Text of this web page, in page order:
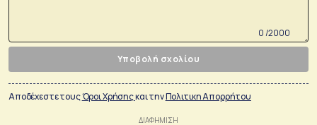
0 /2000
Υποβολή σχολίου
Αποδέχεστε τουςΌροι Χρήσηςκαι τηνΠολιτικη Απορρήτου